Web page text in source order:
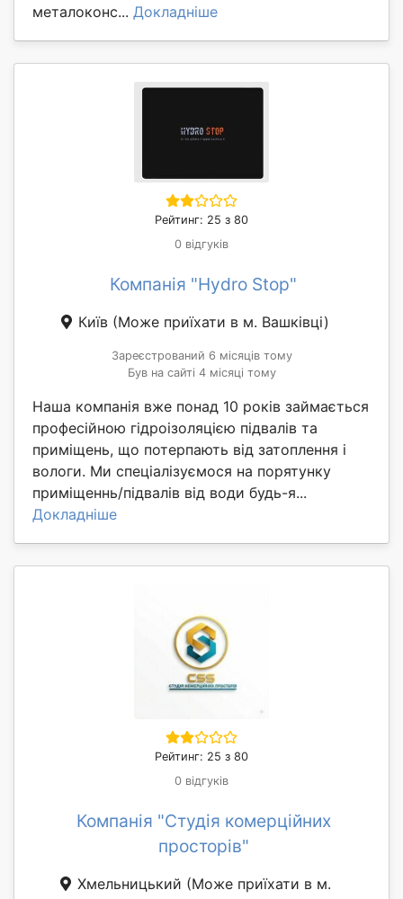
металоконс... Докладніше
Рейтинг: 25 з 80
0 відгуків
Компанія "Hydro Stop"
Київ (Може приїхати в м. Вашківці)
Зареєстрований 6 місяців тому
Був на сайті 4 місяці тому
Наша компанія вже понад 10 років займається
професійною гідроізоляцією підвалів та
приміщень, що потерпають від затоплення і
вологи. Ми спеціалізуємося на порятунку
приміщеннь/підвалів від води будь-я...
Докладніше
Рейтинг: 25 з 80
0 відгуків
Компанія "Студія комерційних
просторів"
Хмельницький (Може приїхати в м.